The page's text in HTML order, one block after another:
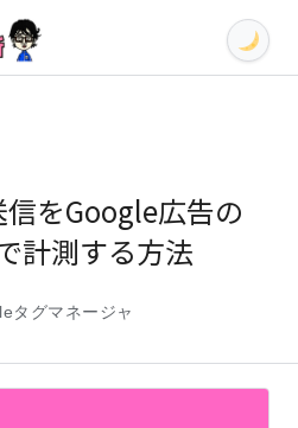
をGoogle広告の
計測する方法
タグマネージャ